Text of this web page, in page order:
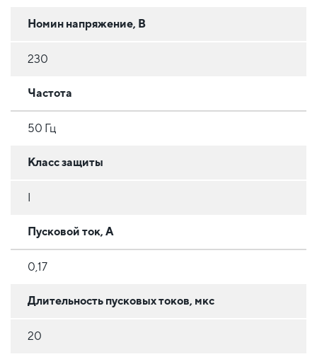
Номин напряжение, В
230
Частота
50 Гц
Класс защиты
Пусковой ток, А
0,17
Длительность пусковых токов, мкс
20